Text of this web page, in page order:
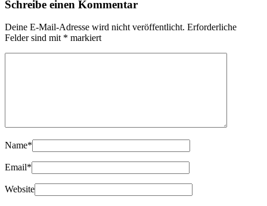
Schreibe einen Kommentar
Deine E-Mail-Adresse wird nicht veröffentlicht. Erforderliche
Felder sind mit * markiert
Name*
Email*
Website